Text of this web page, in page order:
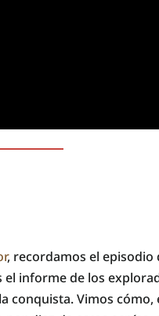
, recordamos el
informe de los
conquista. Vimos cómo,